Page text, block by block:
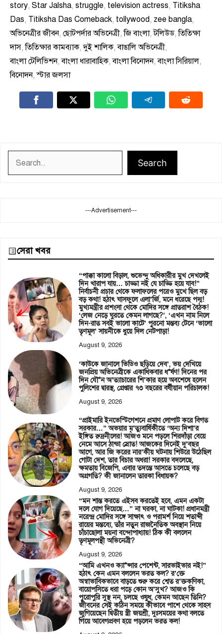
story, Star Jalsha, struggle, television actress, Titiksha
Das, Titiksha Das Comeback, tollywood, zee bangla,
অভিনেত্রীর জীবন, ছোটপর্দার অভিনেত্রী,জি বাংলা,টলিউড,তিতিক্ষা
দাস,তিতিক্ষার কামব্যাক,দুই শালিক,বাঙালি অভিনেত্রী,
বাংলা টেলিভিশন,বাংলা ধারাবাহিক,বাংলা বিনোদন,বাংলা সিরিয়াল,
বিনোদন,স্টার জলসা
Search
---Advertisement---
সেরা খবর
“পাক্কা কালো বিড়াল, শুভেন্দু অধিকারীর মুখ দেখলেই
দিন খারাপ যায়… চাড্ডা নই যে চাড্ডি হয়ে যাব!”
নির্বাচনী প্রচার থেকে ফলাফলের পরেও মুখে ছিল বড়
বড় কথা! হঠাৎ ঘাসফুলে এলা’র্জি, মনে ধরেছে পদ্ম!
মুখ্যমন্ত্রীর প্রশংসা থেকে মোদির সঙ্গে প্রাতরাশ বৈঠক!
‘লেজ নেড়ে ঘুরতে কেমন লাগছে?’, ‘এখন নাম নিলে
দিন-রাত সবই ভালো কাটে’ পুরনো মন্তব্য টেনে ‘ভালো
তৃণমূল’ সায়নীকে ধুয়ে দিল নেটপাড়া!
August 9, 2026
‘কাউকে জানালে ভিডিও ছড়িয়ে দেব’, ভয় দেখিয়ে
জনপ্রিয় অভিনেত্রীকে একাধিকবার ধ*র্ষণ! দিনের পর
দিন যৌ*ন অ’ত্যাচারের শি’কার হয়ে অবশেষে হলেন
পুলিশের দ্বারস্থ, গ্রেপ্তার ৭৩ বছরের বর্ষীয়ান পরিচালক!
August 9, 2026
“প্রাইমারি ইনভেস্টিগেশনে প্রমাণ লোপাট করে বিগত
সরকার…” অভয়ার মৃ’ত্যুবার্ষিকীতে ‘অন্য দিশা’র
ইঙ্গিত রুদ্রনীলের! আজও মনে পড়লে শিরদাঁড়া বেয়ে
নেমে আসে ঠান্ডা স্রোত! আজকের দিনেই দু’বছর
আগে, আর জি করের নার’কীয় ঘটনায় শিউরে উঠেছিল
গোটা দেশ, তার বিচার অধরা! সরকার বদলেছে,
ক্ষমতায় বিজেপি, এবার তদন্তে আসতে চলেছে বড়
অগ্রগতি? কী জানালেন তারকা বিধায়ক?
August 9, 2026
“মন শান্ত করতে এইসব করতেই হবে, এমন একটা
দলে যোগ দিয়েছে…” না ঘরকা, না ঘাটকা! প্রধানমন্ত্রী
নরেন্দ্র মোদির সঙ্গে সাক্ষাৎ ও পরামর্শ নিয়ে শতাব্দী
রায়ের মন্তব্যে, তাঁর নতুন রাজনৈতিক অবস্থান নিয়ে
চাঁচাছোলা ময়না বন্দোপাধ্যায়! ঠিক কী বললেন
তৃণমূলপন্থী অভিনেত্রী?
August 9, 2026
“আমি এখনও ক্যা*ন্সার পেশেন্ট, সারভাইভার নই!”
হঠাৎ কেন এমন বললেন ভরত কল? র’ক্তে
অস্বাভাবিকভাবে বাড়তে শুরু করে শ্বেত র’ক্তকণিকা,
বায়োপসিতে ধরা পড়ে কোন অ’সুখ? আজও কি
পুরোপুরি সুস্থ নন, চলছে ওষুধ, কেমন আছেন তিনি?
জীবনের সেই কঠিন সময়ে কীভাবে পাশে থেকে সাহস
জুগিয়েছেন দ্বিতীয় স্ত্রী জয়শ্রী, দুঃসময়ের কথা বলতে
গিয়ে আবেগপ্রবণ হয়ে পড়লেন ভরত কল!